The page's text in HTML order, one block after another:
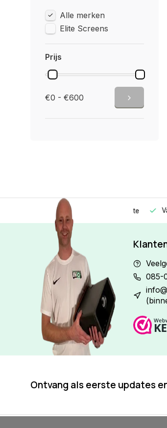
Alle merken
Elite Screens
Prijs
€0 - €600
3 gelijke delen
085-
Ontvang als eerste updates